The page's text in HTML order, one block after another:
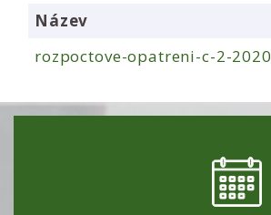
Název
rozpoctove-opatreni-c-2-2020